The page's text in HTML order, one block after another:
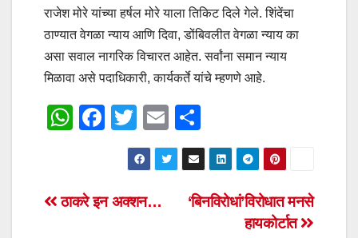
राजेश मोरे यांच्या हर्षल मोरे याला तिकिट दिले गेले. शिंदेंचा
ठाण्यात वेगळा न्याय आणि दिवा,डोंबिवलीत वेगळा न्याय का
असा सवाल नागरिक विचारत आहेत. सर्वांना समान न्याय
मिळावा असे पदाधिकारी,कार्यकर्ते यांचे म्हणणे आहे.
W
s
F
e
T
wi
tt
er
E
m
ail
h
ar
e
Post
‘बिनविरोधां’विरोधात मनसे
हायकोर्टात
ठाकरे इन अक्शन…